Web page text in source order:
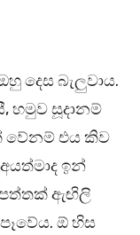
දෙස බැලුවාය.
හමුව සූදානම්
වේනම් එය කිව
ඉන්
ඇඟිලි
ඕ හිස